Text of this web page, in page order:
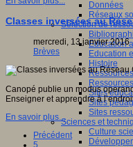
Données
Réseaux
Sélection de
Education
Education
Histoire
Sites
Sites
Sites
Sciences et
Culture
Classes inversées au
mercredi, 13 janvier 2016
Brèves
Canopé publie un modus
Enseigner et apprendre à
En savoir plus...
Précédent
5